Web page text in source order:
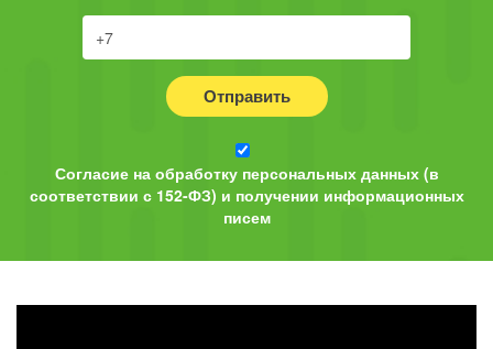
Отправить
Согласие на обработку персональных данных (в
соответствии с 152-ФЗ) и получении информационных
писем